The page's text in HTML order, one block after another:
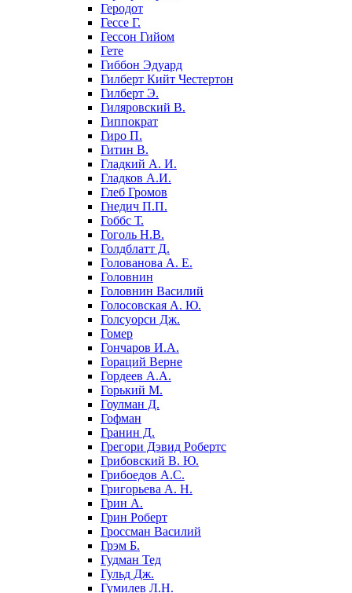
Геродот
Гессе Г.
Гессон Гийом
Гете
Гиббон Эдуард
Гилберт Кийт Честертон
Гилберт Э.
Гиляровский В.
Гиппократ
Гиро П.
Гитин В.
Гладкий А. И.
Гладков А.И.
Глеб Громов
Гнедич П.П.
Гоббс Т.
Гоголь Н.В.
Голдблатт Д.
Голованова А. Е.
Головнин
Головнин Василий
Голосовская А. Ю.
Голсуорси Дж.
Гомер
Гончаров И.А.
Гораций Верне
Гордеев А.А.
Горький М.
Гоулман Д.
Гофман
Гранин Д.
Грегори Дэвид Робертс
Грибовский В. Ю.
Грибоедов А.С.
Григорьева А. Н.
Грин А.
Грин Роберт
Гроссман Василий
Грэм Б.
Гудман Тед
Гульд Дж.
Гумилев Л.Н.